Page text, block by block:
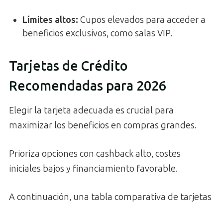
Límites altos: Cupos elevados para acceder a
beneficios exclusivos, como salas VIP.
Tarjetas de Crédito
Recomendadas para 2026
Elegir la tarjeta adecuada es crucial para
maximizar los beneficios en compras grandes.
Prioriza opciones con cashback alto, costes
iniciales bajos y financiamiento favorable.
A continuación, una tabla comparativa de tarjetas